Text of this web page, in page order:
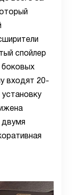
спойлер
боковых
входят 20-
двумя